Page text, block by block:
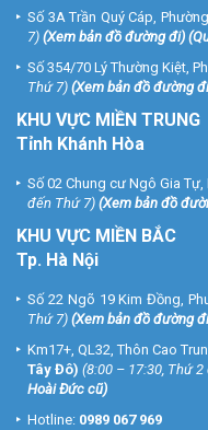
Số 3A Trần Quý Cáp,
7) (Xem bản đồ đường đi)
Số 354/70 Lý Thường Kiệt,
Thứ 7) (Xem bản đồ đường đi
KHU VỰC MIỀN TRUNG
Tỉnh Khánh Hòa
Số 02 Chung cư Ngô Gia Tự,
đến Thứ 7) (Xem bản đồ
KHU VỰC MIỀN BẮC
Tp. Hà Nội
Số 22 Ngõ 19 Kim Đồng,
Thứ 7) (Xem bản đồ đường đi
Km17+, QL32, Thôn Cao
Tây Đô) (8:00 – 17:30, Thứ
Hoài Đức cũ)
Hotline: 0989 067 969